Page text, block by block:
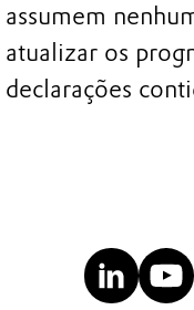
assumem
atualizar os
declarações